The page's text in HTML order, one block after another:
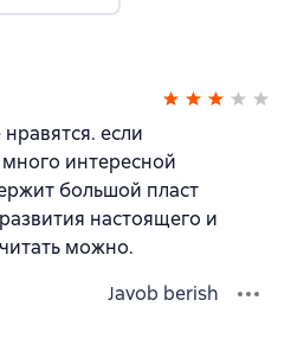
если
интересной
большой пласт
настоящего и
можно.
Javob berish